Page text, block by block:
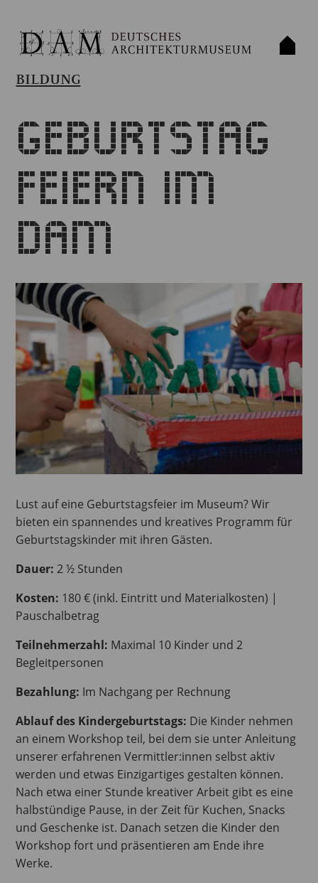
BILDUNG
Geburtstag
feiern im
DAM
Lust auf eine Geburtstagsfeier im Museum? Wir
bieten ein spannendes und kreatives Programm für
Geburtstagskinder mit ihren Gästen.
Dauer: 2 ½ Stunden
Kosten: 180 € (inkl. Eintritt und Materialkosten) |
Pauschalbetrag
Teilnehmerzahl: Maximal 10 Kinder und 2
Begleitpersonen
Bezahlung: Im Nachgang per Rechnung
Ablauf des Kindergeburtstags: Die Kinder nehmen
an einem Workshop teil, bei dem sie unter Anleitung
unserer erfahrenen Vermittler:innen selbst aktiv
werden und etwas Einzigartiges gestalten können.
Nach etwa einer Stunde kreativer Arbeit gibt es eine
halbstündige Pause, in der Zeit für Kuchen, Snacks
und Geschenke ist. Danach setzen die Kinder den
Workshop fort und präsentieren am Ende ihre
Werke.